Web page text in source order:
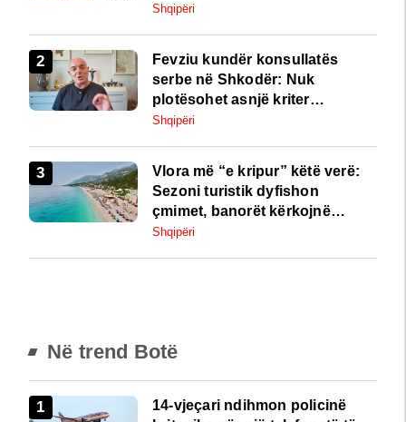
Shqipëri
Fevziu kundër konsullatës
serbe në Shkodër: Nuk
plotësohet asnjë kriter
ndërkombëtar
Shqipëri
Vlora më “e kripur” këtë verë:
Sezoni turistik dyfishon
çmimet, banorët kërkojnë
ndërhyrje
Shqipëri
Në trend Botë
14-vjeçari ndihmon policinë